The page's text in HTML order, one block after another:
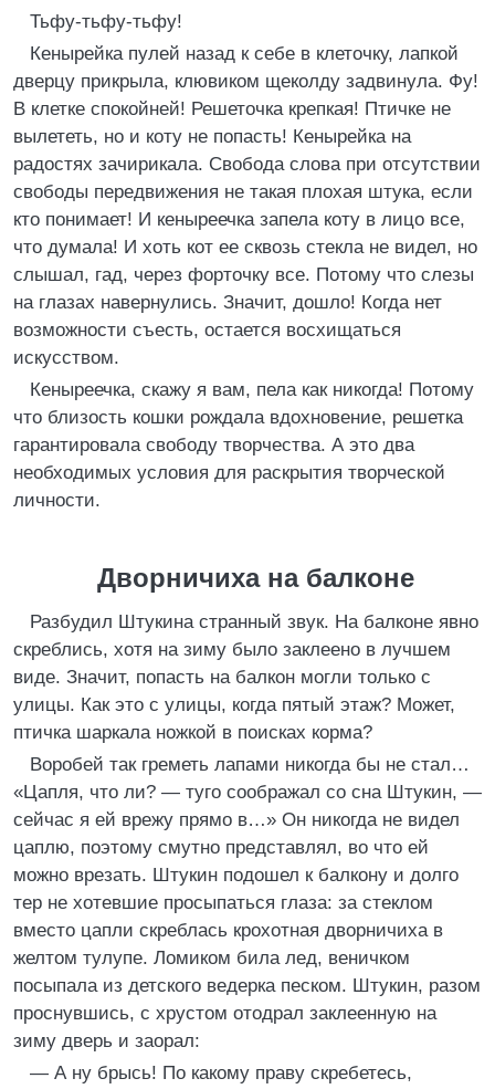
Тьфу-тьфу-тьфу!
Кенырейка пулей назад к себе в клеточку, лапкой
дверцу прикрыла, клювиком щеколду задвинула. Фу!
В клетке спокойней! Решеточка крепкая! Птичке не
вылететь, но и коту не попасть! Кенырейка на
радостях зачирикала. Свобода слова при отсутствии
свободы передвижения не такая плохая штука, если
кто понимает! И кеныреечка запела коту в лицо все,
что думала! И хоть кот ее сквозь стекла не видел, но
слышал, гад, через форточку все. Потому что слезы
на глазах навернулись. Значит, дошло! Когда нет
возможности съесть, остается восхищаться
искусством.
Кеныреечка, скажу я вам, пела как никогда! Потому
что близость кошки рождала вдохновение, решетка
гарантировала свободу творчества. А это два
необходимых условия для раскрытия творческой
личности.
Дворничиха на балконе
Разбудил Штукина странный звук. На балконе явно
скреблись, хотя на зиму было заклеено в лучшем
виде. Значит, попасть на балкон могли только с
улицы. Как это с улицы, когда пятый этаж? Может,
птичка шаркала ножкой в поисках корма?
Воробей так греметь лапами никогда бы не стал…
«Цапля, что ли? — туго соображал со сна Штукин, —
сейчас я ей врежу прямо в…» Он никогда не видел
цаплю, поэтому смутно представлял, во что ей
можно врезать. Штукин подошел к балкону и долго
тер не хотевшие просыпаться глаза: за стеклом
вместо цапли скреблась крохотная дворничиха в
желтом тулупе. Ломиком била лед, веничком
посыпала из детского ведерка песком. Штукин, разом
проснувшись, с хрустом отодрал заклеенную на
зиму дверь и заорал:
— А ну брысь! По какому праву скребетесь,